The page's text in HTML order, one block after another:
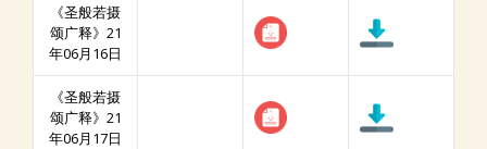
《圣般若摄
颂广释》21
年06月16日
《圣般若摄
颂广释》21
年06月17日